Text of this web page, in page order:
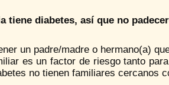
tiene diabetes, así que no
un padre/madre o hermano(a)
es un factor de riesgo tanto
no tienen familiares cercanos